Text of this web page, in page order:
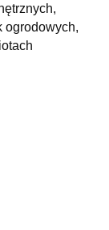
ogrodowych,